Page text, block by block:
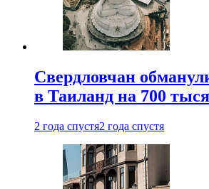
Свердловчан
в Таиланд на 700
2 года спустя2 года спустя